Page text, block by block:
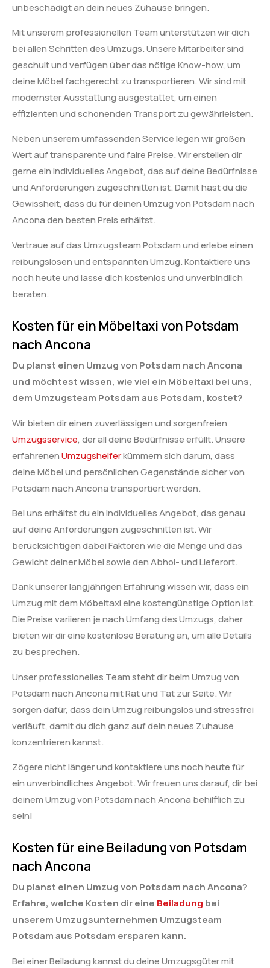
unbeschädigt an dein neues Zuhause bringen.
Mit unserem professionellen Team unterstützen wir dich
bei allen Schritten des Umzugs. Unsere Mitarbeiter sind
geschult und verfügen über das nötige Know-how, um
deine Möbel fachgerecht zu transportieren. Wir sind mit
modernster Ausstattung ausgestattet, um einen
effizienten und schonenden Transport zu gewährleisten.
Neben unserem umfassenden Service legen wir großen
Wert auf transparente und faire Preise. Wir erstellen dir
gerne ein individuelles Angebot, das auf deine Bedürfnisse
und Anforderungen zugeschnitten ist. Damit hast du die
Gewissheit, dass du für deinen Umzug von Potsdam nach
Ancona den besten Preis erhältst.
Vertraue auf das Umzugsteam Potsdam und erlebe einen
reibungslosen und entspannten Umzug. Kontaktiere uns
noch heute und lasse dich kostenlos und unverbindlich
beraten.
Kosten für ein Möbeltaxi von Potsdam
nach Ancona
Du planst einen Umzug von Potsdam nach Ancona
und möchtest wissen, wie viel ein Möbeltaxi bei uns,
dem Umzugsteam Potsdam aus Potsdam, kostet?
Wir bieten dir einen zuverlässigen und sorgenfreien
Umzugsservice, der all deine Bedürfnisse erfüllt. Unsere
erfahrenenUmzugshelferkümmern sich darum, dass
deine Möbel und persönlichen Gegenstände sicher von
Potsdam nach Ancona transportiert werden.
Bei uns erhältst du ein individuelles Angebot, das genau
auf deine Anforderungen zugeschnitten ist. Wir
berücksichtigen dabei Faktoren wie die Menge und das
Gewicht deiner Möbel sowie den Abhol- und Lieferort.
Dank unserer langjährigen Erfahrung wissen wir, dass ein
Umzug mit dem Möbeltaxi eine kostengünstige Option ist.
Die Preise variieren je nach Umfang des Umzugs, daher
bieten wir dir eine kostenlose Beratung an, um alle Details
zu besprechen.
Unser professionelles Team steht dir beim Umzug von
Potsdam nach Ancona mit Rat und Tat zur Seite. Wir
sorgen dafür, dass dein Umzug reibungslos und stressfrei
verläuft, damit du dich ganz auf dein neues Zuhause
konzentrieren kannst.
Zögere nicht länger und kontaktiere uns noch heute für
ein unverbindliches Angebot. Wir freuen uns darauf, dir bei
deinem Umzug von Potsdam nach Ancona behilflich zu
sein!
Kosten für eine Beiladung von Potsdam
nach Ancona
Du planst einen Umzug von Potsdam nach Ancona?
Erfahre, welche Kosten dir eine Beiladung bei
unserem Umzugsunternehmen Umzugsteam
Potsdam aus Potsdam ersparen kann.
Bei einer Beiladung kannst du deine Umzugsgüter mit